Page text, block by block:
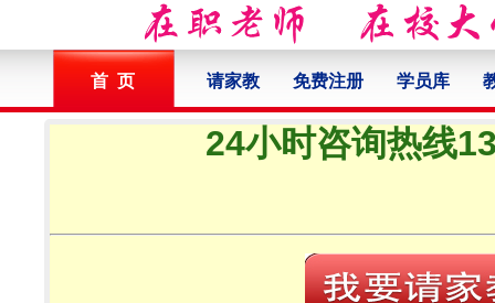
首 页 请家教 免费注册 学员库
24小时咨询热线